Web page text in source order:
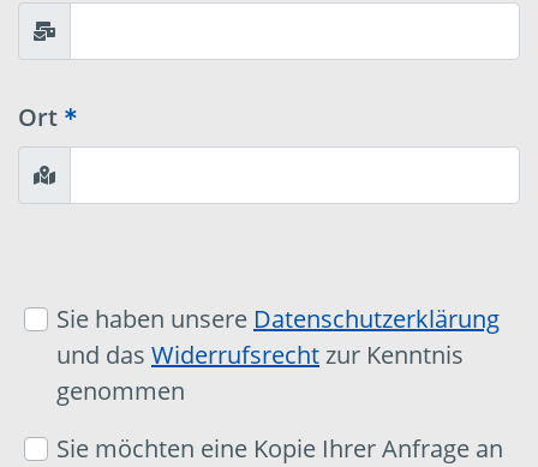
Ort
Sie haben unsere Datenschutzerklärung
und das Widerrufsrechtzur Kenntnis
genommen
Sie möchten eine Kopie Ihrer Anfrage an